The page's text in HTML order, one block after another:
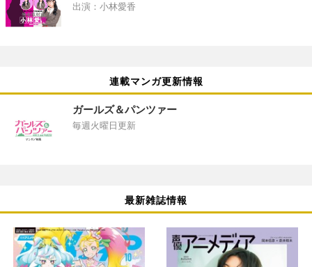
出演：小林愛香
連載マンガ更新情報
ガールズ＆パンツァー
毎週火曜日更新
最新雑誌情報